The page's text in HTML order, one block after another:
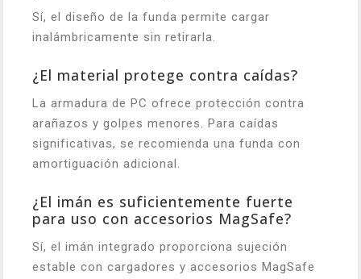
Sí, el diseño de la funda permite cargar
inalámbricamente sin retirarla.
¿El material protege contra caídas?
La armadura de PC ofrece protección contra
arañazos y golpes menores. Para caídas
significativas, se recomienda una funda con
amortiguación adicional.
¿El imán es suficientemente fuerte
para uso con accesorios MagSafe?
Sí, el imán integrado proporciona sujeción
estable con cargadores y accesorios MagSafe